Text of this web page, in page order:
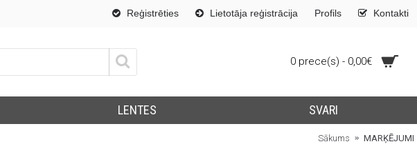
Reģistrēties Lietotāja reģistrācija Profils Kontakti
0 prece(s) - 0,00€
LENTES SVARI
Sākums MARĶĒJUMI